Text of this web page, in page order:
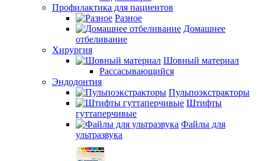
Профилактика для пациентов
Разное
Домашнее
отбеливание
Хирургия
Шовный материал
Рассасывающийся
Эндодонтия
Пульпоэкстракторы
Штифты
гуттаперчивые
Файлы для
ультразвука